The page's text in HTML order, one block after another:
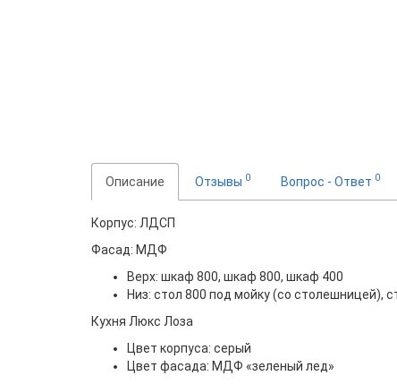
Описание Отзывы 0 Вопрос - Ответ 0
Корпус: ЛДСП
Фасад: МДФ
Верх: шкаф 800, шкаф 800, шкаф 400
Низ: стол 800 под мойку (со столешницей),
Кухня Люкс Лоза
Цвет корпуса: серый
Цвет фасада: МДФ «зеленый лед»